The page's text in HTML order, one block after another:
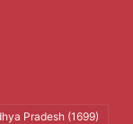
Pradesh (1699)